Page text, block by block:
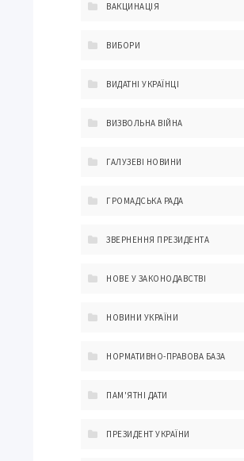
ВАКЦИНАЦІЯ
ВИБОРИ
ВИДАТНІ УКРАЇНЦІ
ВИЗВОЛЬНА ВІЙНА
ГАЛУЗЕВІ НОВИНИ
ГРОМАДСЬКА РАДА
ЗВЕРНЕННЯ ПРЕЗИДЕНТА
НОВЕ У ЗАКОНОДАВСТВІ
НОВИНИ УКРАЇНИ
НОРМАТИВНО-ПРАВОВА БАЗА
ПАМ'ЯТНІ ДАТИ
ПРЕЗИДЕНТ УКРАЇНИ